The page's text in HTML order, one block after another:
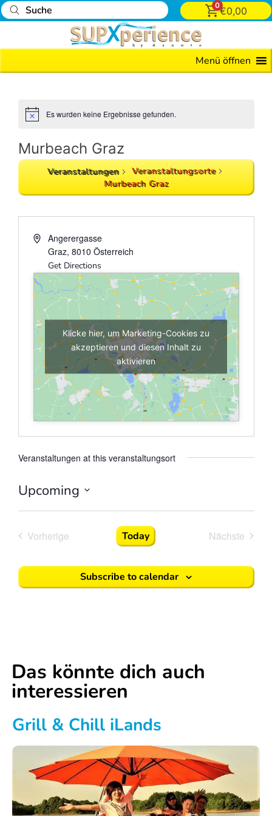
Alle
iLand
Event
E-
Surfkurs
Tubing
Mur
SUP
Schnupperkurs
Grundkurs
Work
Sun
Set
SUP
Tour
SUP
Yoga
&
SUP
Fit
Mur
Boots
Tour
0€0,00
Menü öffnen
Es wurden keine Ergebnisse gefunden.
Murbeach Graz
Veranstaltungen
Veranstaltungsorte
Murbeach Graz
Angerergasse
Graz, 8010 Österreich
Get Directions
Klicke hier, um Marketing-Cookies zu
akzeptieren und diesen Inhalt zu
aktivieren
Veranstaltungen at this veranstaltungsort
Upcoming
wählen.
VorherigeVeranstaltungen
Today Nächste
Subscribe to calendar
Das könnte dich auch
interessieren
Grill & Chill iLands